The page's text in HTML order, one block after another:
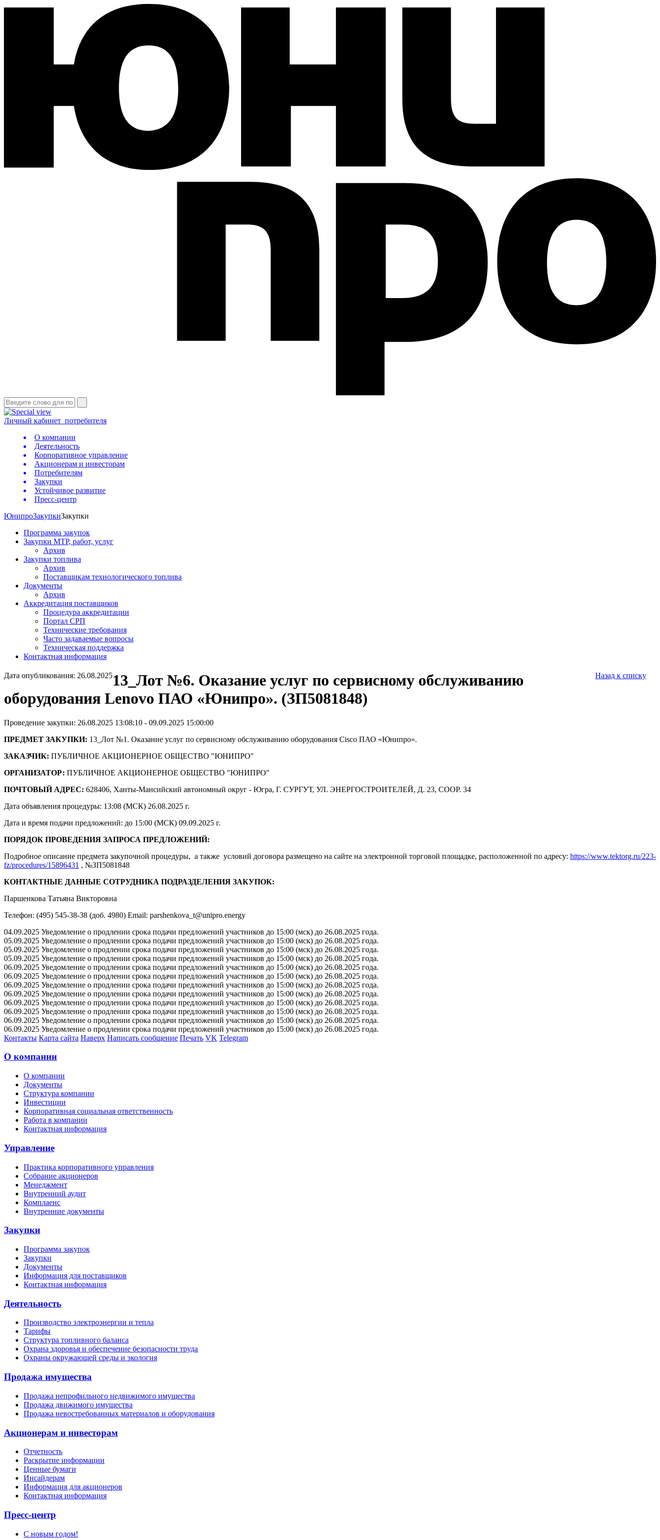
Личный кабинет потребителя
О компании
Деятельность
Корпоративное управление
Акционерам и инвесторам
Потребителям
Закупки
Устойчивое развитие
Пресс-центр
ЮнипроЗакупкиЗакупки
Программа закупок
Закупки МТР, работ, услуг
Архив
Закупки топлива
Архив
Поставщикам технологического топлива
Документы
Архив
Аккредитация поставщиков
Процедура аккредитации
Портал СРП
Технические требования
Часто задаваемые вопросы
Техническая поддержка
Контактная информация
Дата опубликования: 26.08.2025 Назад к списку
13_Лот №6. Оказание услуг по сервисному обслуживанию
оборудования Lenovo ПАО «Юнипро». (ЗП5081848)
Проведение закупки: 26.08.2025 13:08:10 - 09.09.2025 15:00:00
ПРЕДМЕТ ЗАКУПКИ: 13_Лот №1. Оказание услуг по сервисному обслуживанию оборудования Cisco ПАО «Юнипро».
ЗАКАЗЧИК: ПУБЛИЧНОЕ АКЦИОНЕРНОЕ ОБЩЕСТВО "ЮНИПРО"
ОРГАНИЗАТОР: ПУБЛИЧНОЕ АКЦИОНЕРНОЕ ОБЩЕСТВО "ЮНИПРО"
ПОЧТОВЫЙ АДРЕС: 628406, Ханты-Мансийский автономный округ - Югра, Г. СУРГУТ, УЛ. ЭНЕРГОСТРОИТЕЛЕЙ, Д. 23, СООР. 34
Дата объявления процедуры: 13:08 (МСК) 26.08.2025 г.
Дата и время подачи предложений: до 15:00 (МСК) 09.09.2025 г.
ПОРЯДОК ПРОВЕДЕНИЯ ЗАПРОСА ПРЕДЛОЖЕНИЙ:
Подробное описание предмета закупочной процедуры, а также условий договора размещено на сайте на электронной торговой площадке, расположенной по адресу: https://www.tektorg.ru/223-
fz/procedures/15896431 , №ЗП5081848
КОНТАКТНЫЕ ДАННЫЕ СОТРУДНИКА ПОДРАЗДЕЛЕНИЯ ЗАКУПОК:
Паршенкова Татьяна Викторовна
Телефон: (495) 545-38-38 (доб. 4980) Email: parshenkova_t@unipro.energy
04.09.2025 Уведомление о продлении срока подачи предложений участников до 15:00 (мск) до 26.08.2025 года.
05.09.2025 Уведомление о продлении срока подачи предложений участников до 15:00 (мск) до 26.08.2025 года.
05.09.2025 Уведомление о продлении срока подачи предложений участников до 15:00 (мск) до 26.08.2025 года.
05.09.2025 Уведомление о продлении срока подачи предложений участников до 15:00 (мск) до 26.08.2025 года.
06.09.2025 Уведомление о продлении срока подачи предложений участников до 15:00 (мск) до 26.08.2025 года.
06.09.2025 Уведомление о продлении срока подачи предложений участников до 15:00 (мск) до 26.08.2025 года.
06.09.2025 Уведомление о продлении срока подачи предложений участников до 15:00 (мск) до 26.08.2025 года.
06.09.2025 Уведомление о продлении срока подачи предложений участников до 15:00 (мск) до 26.08.2025 года.
06.09.2025 Уведомление о продлении срока подачи предложений участников до 15:00 (мск) до 26.08.2025 года.
06.09.2025 Уведомление о продлении срока подачи предложений участников до 15:00 (мск) до 26.08.2025 года.
06.09.2025 Уведомление о продлении срока подачи предложений участников до 15:00 (мск) до 26.08.2025 года.
06.09.2025 Уведомление о продлении срока подачи предложений участников до 15:00 (мск) до 26.08.2025 года.
Контакты Карта сайта Наверх Написать сообщение Печать VK Telegram
О компании
О компании
Документы
Структура компании
Инвестиции
Корпоративная социальная ответственность
Работа в компании
Контактная информация
Управление
Практика корпоративного управления
Собрание акционеров
Менеджмент
Внутренний аудит
Комплаенс
Внутренние документы
Закупки
Программа закупок
Закупки
Документы
Информация для поставщиков
Контактная информация
Деятельность
Производство электроэнергии и тепла
Тарифы
Структура топливного баланса
Охрана здоровья и обеспечение безопасности труда
Охраны окружающей среды и экология
Продажа имущества
Продажа непрофильного недвижимого имущества
Продажа движимого имущества
Продажа невостребованных материалов и оборудования
Акционерам и инвесторам
Отчетность
Раскрытие информации
Ценные бумаги
Инсайдерам
Информация для акционеров
Контактная информация
Пресс-центр
С новым годом!